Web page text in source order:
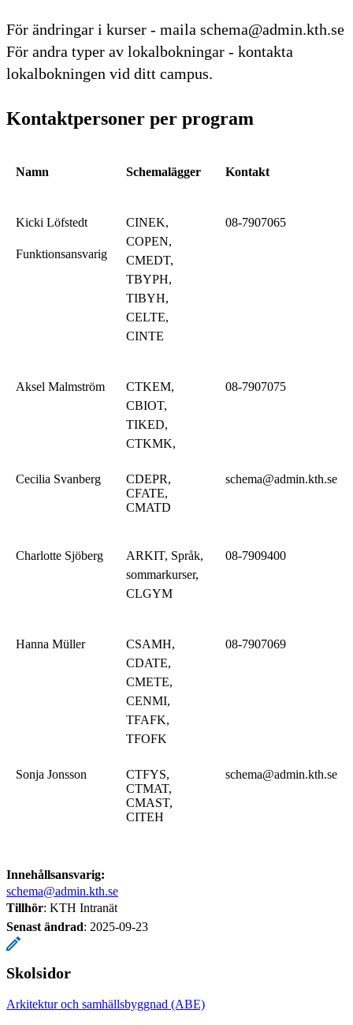
För ändringar i kurser - maila schema@admin.kth.se
För andra typer av lokalbokningar - kontakta
lokalbokningen vid ditt campus.
Kontaktpersoner per program
Namn Schemalägger Kontakt
Kicki Löfstedt
Funktionsansvarig
CINEK,
COPEN,
CMEDT,
TBYPH,
TIBYH,
CELTE,
CINTE
08-7907065
Aksel Malmström
CTKEM,
CBIOT,
TIKED,
CTKMK,
08-7907075
Cecilia Svanberg
CDEPR,
CFATE,
CMATD
schema@admin.kth.se
Charlotte Sjöberg
ARKIT, Språk,
sommarkurser,
CLGYM
08-7909400
Hanna Müller
CSAMH,
CDATE,
CMETE,
CENMI,
TFAFK,
TFOFK
08-7907069
Sonja Jonsson
CTFYS,
CTMAT,
CMAST,
CITEH
schema@admin.kth.se
Innehållsansvarig:
schema@admin.kth.se
Tillhör: KTH Intranät
Senast ändrad: 2025-09-23
Skolsidor
Arkitektur och samhällsbyggnad (ABE)